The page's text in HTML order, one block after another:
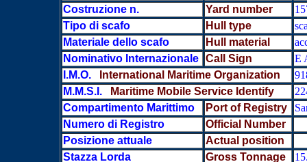
Costruzione n.
Yard number
Tipo di scafo
Hull type
Materiale dello scafo
Hull material
Nominativo Internazionale
Call Sign
E
I.M.O.
International Maritime Organization
M.M.S.I.
Maritime Mobile Service Identify
Compartimento Marittimo
Port of Registry
Numero di Registro
Official Number
Posizione attuale
Actual position
Stazza Lorda
Gross Tonnage